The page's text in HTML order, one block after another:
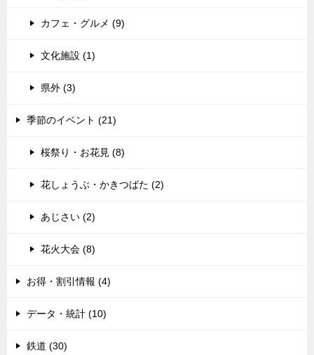
カフェ・グルメ (9)
文化施設 (1)
県外 (3)
季節のイベント (21)
桜祭り・お花見 (8)
花しょうぶ・かきつばた (2)
あじさい (2)
花火大会 (8)
お得・割引情報 (4)
データ・統計 (10)
鉄道 (30)